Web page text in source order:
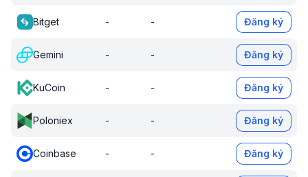
Bitget - - Đăng ký
Gemini - - Đăng ký
KuCoin - - Đăng ký
Poloniex - - Đăng ký
Coinbase - - Đăng ký